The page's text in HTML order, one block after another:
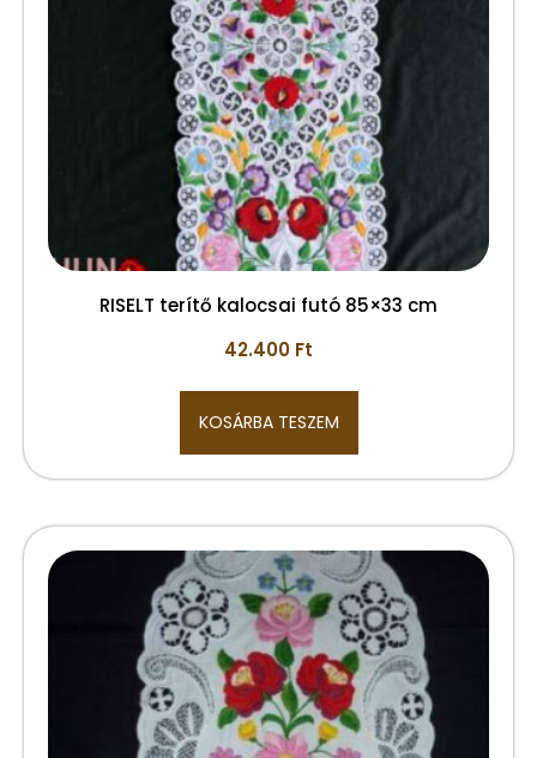
RISELT terítő kalocsai futó 85×33 cm
42.400 Ft
KOSÁRBA TESZEM